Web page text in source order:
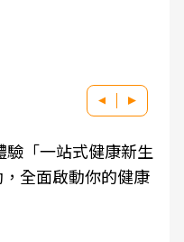
「一站式健康新生
全面啟動你的健康